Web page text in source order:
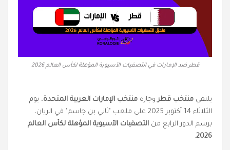
قطر ضد الإمارات في التصفيات الآسيوية المؤهلة لكأس العالم 2026
يلتقي منتخب قطروجاره منتخب الإمارات العربية المتحدة، يوم
الثلاثاء 14 أكتوبر 2025 على ملعب "ثاني بن جاسم" في الريان،
برسم الدور الرابع من التصفيات الآسيوية المؤهلة لكأس العالم
2026
.